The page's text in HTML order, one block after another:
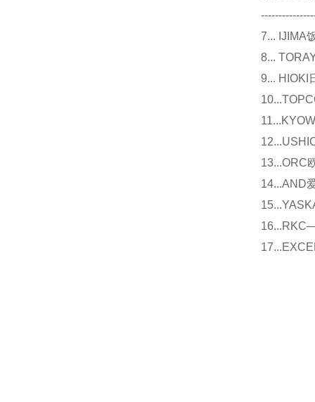
7... IJIMA
8...
9... HIOKI
13...ORC
14...AND